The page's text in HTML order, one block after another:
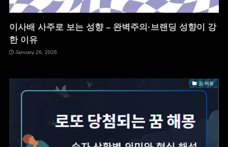
이사배 사주로 보는 성향 – 완벽주의·브랜딩 성향이 강
한 이유
January 26, 2026
꿈 해몽